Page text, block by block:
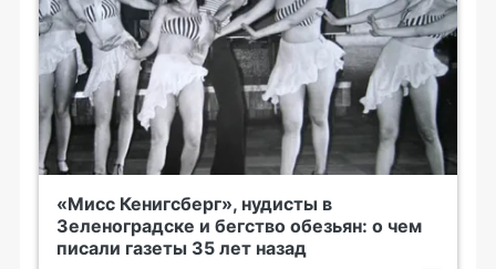
«Мисс Кенигсберг», нудисты в
Зеленоградске и бегство обезьян: о чем
писали газеты 35 лет назад